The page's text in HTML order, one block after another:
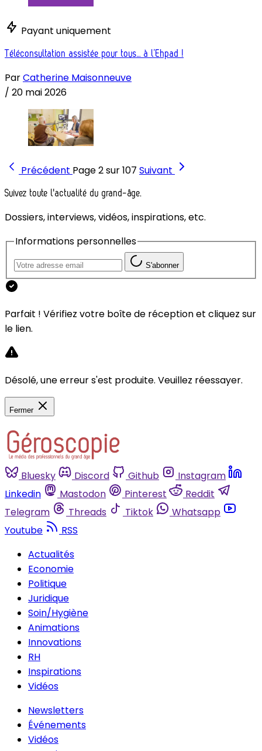
Payant uniquement
Téléconsultation assistée pour tous… à l’Ehpad !
ParCatherine Maisonneuve
/ 20 mai 2026
Précédent Page 2 sur 107 Suivant
Suivez toute l'actualité du grand-âge.
Dossiers, interviews, vidéos, inspirations, etc.
Informations personnelles
S'abonner
Parfait ! Vérifiez votre boîte de réception et cliquez sur
le lien.
Désolé, une erreur s'est produite. Veuillez réessayer.
Fermer
Bluesky Discord Github
Instagram
Linkedin
Mastodon Pinterest
Reddit
Telegram
Threads Tiktok
Whatsapp
Youtube
RSS
Actualités
Economie
Politique
Juridique
Soin/Hygiène
Animations
Innovations
RH
Inspirations
Vidéos
Newsletters
Événements
Vidéos